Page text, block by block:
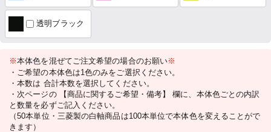
透明ブラック
※本体色を混ぜてご注文希望の場合のお願い※
・ご希望の本体色は1色のみをご選択ください。
・本数は 合計本数を選択してください。
・次ページの 【商品に関するご希望・備考】 欄に、本体色ごとの内訳
と数量を必ずご記入ください。
（50本単位・三菱製の白軸商品は100本単位で本体色を変えることがで
きます）